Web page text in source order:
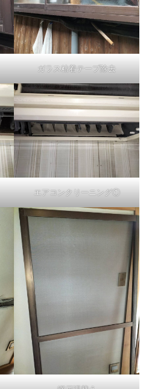
ガラス粘着テープ除去
エアコンクリーニング①